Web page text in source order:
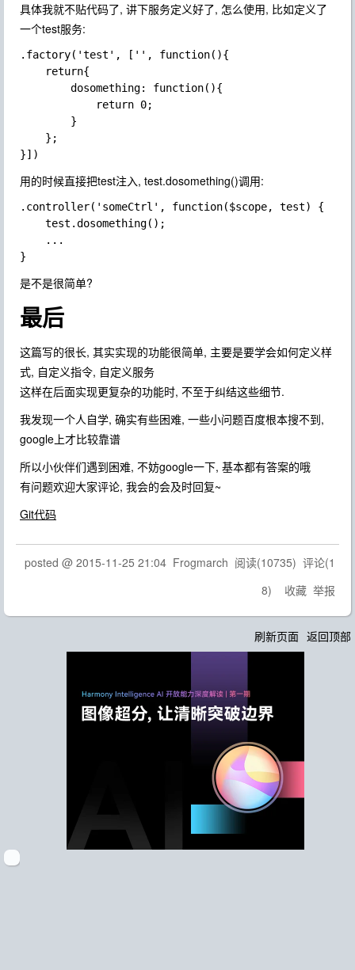
具体我就不贴代码了, 讲下服务定义好了, 怎么使用, 比如定义了
一个test服务:
.factory('test', ['', function(){
    return{
        dosomething: function(){
            return 0;
        }
    };
用的时候直接把test注入, test.dosomething()调用:
.controller('someCtrl', function($scope, test) {
    test.dosomething();
    ...
是不是很简单?
最后
这篇写的很长, 其实实现的功能很简单, 主要是要学会如何定义样
式, 自定义指令, 自定义服务
这样在后面实现更复杂的功能时, 不至于纠结这些细节.
我发现一个人自学, 确实有些困难, 一些小问题百度根本搜不到,
google上才比较靠谱
所以小伙伴们遇到困难, 不妨google一下, 基本都有答案的哦
有问题欢迎大家评论, 我会的会及时回复~
Git代码
posted @ 2015-11-25 21:04 Frogmarch 阅读(10735) 评论(1
8) 收藏 举报
刷新页面 返回顶部